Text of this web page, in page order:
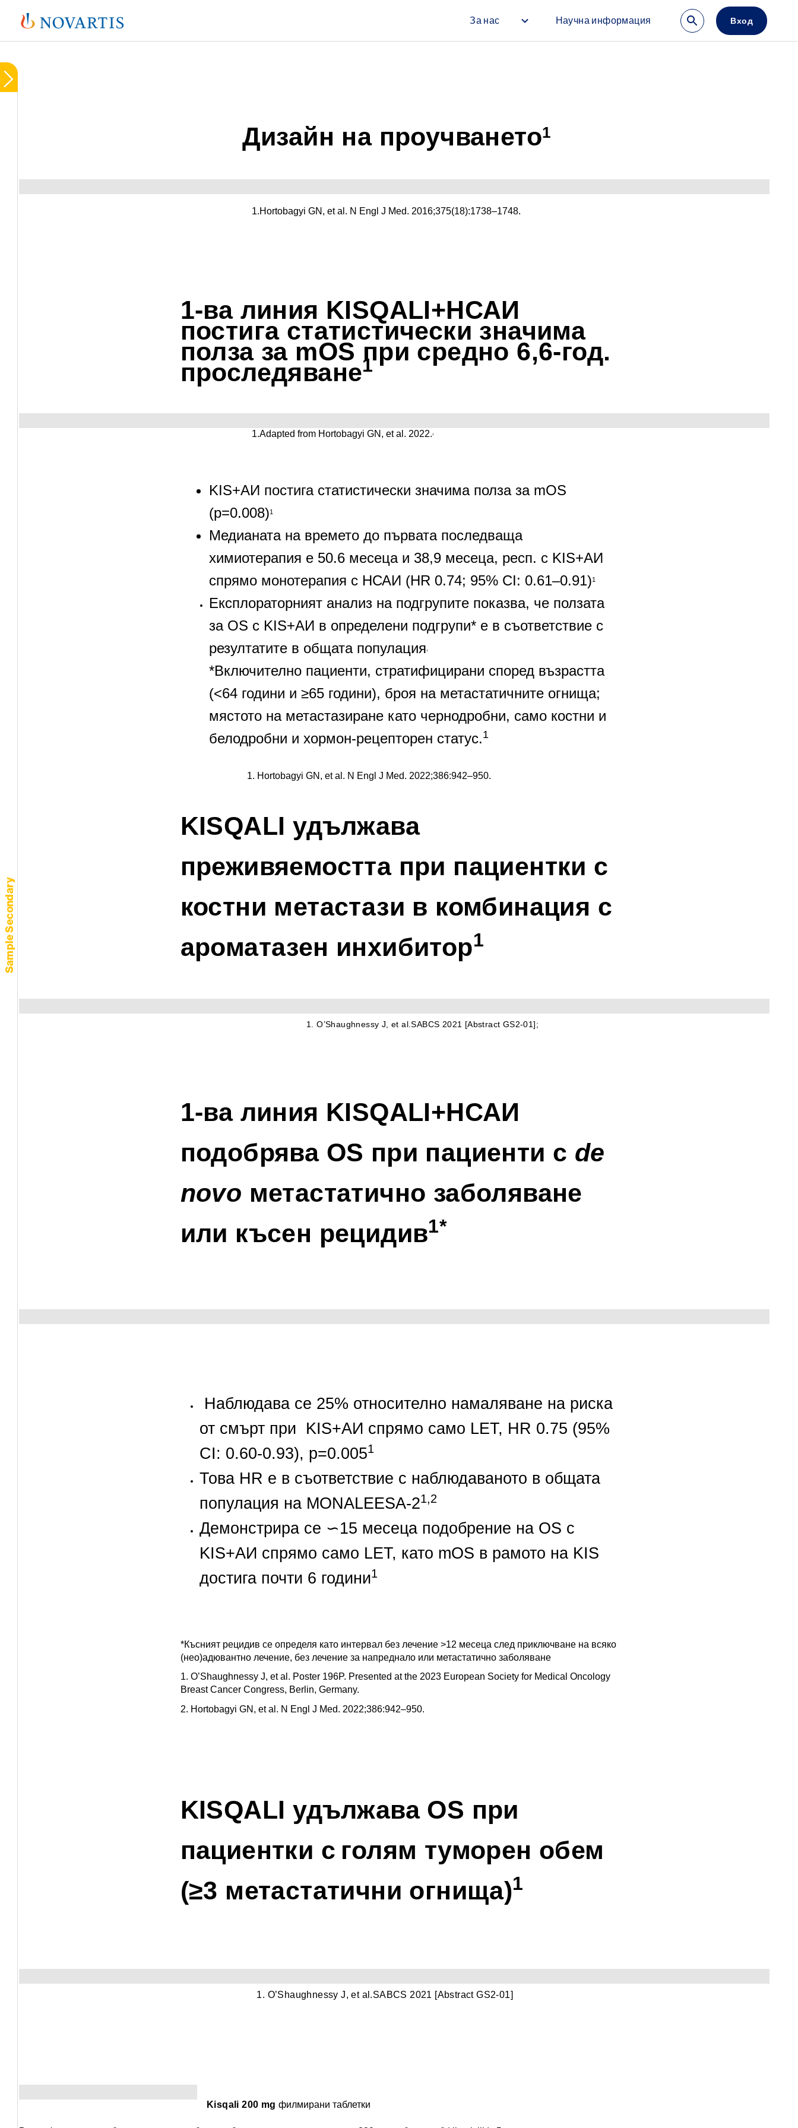
Main navigation (Don Not Delete)
За нас Научна информация Вход
Sample Secondary
Дизайн на проучването1
                                                                                      1.Hortobagyi GN, et al. N Engl J Med. 2016;375(18):1738–1748.
1-ва линия KISQALI+НСАИ
постига статистически значима
полза за mOS при средно 6,6-год.
проследяване1
                                                                                                  1.Adapted from Hortobagyi GN, et al. 2022.
1
KIS+АИ постига статистически значима полза за mOS
(p=0.008)1
Медианата на времето до първата последваща
химиотерапия е 50.6 месеца и 38,9 месеца, респ. с KIS+АИ
спрямо монотерапия с НСАИ (HR 0.74; 95% CI: 0.61–0.91)1
Експлораторният анализ на подгрупите показва, че ползата
за OS с KIS+АИ в определени подгрупи* е в съответствие с
резултатите в общата популация1
*Включително пациенти, стратифицирани според възрастта
(<64 години и ≥65 години), броя на метастатичните огнища;
мястото на метастазиране като чернодробни, само костни и
белодробни и хормон-рецепторен статус.1
                                                                                                1. Hortobagyi GN, et al. N Engl J Med. 2022;386:942–950.
KISQALI удължава
преживяемостта при пациентки с
костни метастази в комбинация с
ароматазен инхибитор1
                                                                                                              1. O’Shaughnessy J, et al.SABCS 2021 [Abstract GS2-01];
1-ва линия KISQALI+НСАИ
подобрява OS при пациенти с de
novo метастатично заболяване
или късен рецидив1*
Наблюдава се 25% относително намаляване на риска
от смърт при  KIS+АИ спрямо само LET, HR 0.75 (95%
CI: 0.60-0.93), p=0.0051
Това HR е в съответствие с наблюдаваното в общата
популация на MONALEESA-21,2
Демонстрира се ∽15 месеца подобрение на OS с
KIS+АИ спрямо само LET, като mOS в рамото на KIS
достига почти 6 години1
*Късният рецидив се определя като интервал без лечение >12 месеца след приключване на всяко
(нео)адювантно лечение, без лечение за напреднало или метастатично заболяване
1. O’Shaughnessy J, et al. Poster 196P. Presented at the 2023 European Society for Medical Oncology
Breast Cancer Congress, Berlin, Germany.
2. Hortobagyi GN, et al. N Engl J Med. 2022;386:942–950.
KISQALI удължава OS при
пациентки с голям туморен обем
(≥3 метастатични огнища)1
                                                                                           1. O’Shaughnessy J, et al.SABCS 2021 [Abstract GS2-01]
Kisqali 200 mg филмирани таблетки